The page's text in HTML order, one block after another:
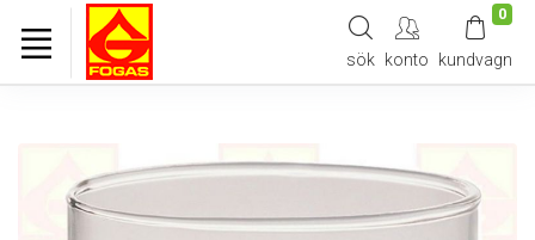
sök konto
0
kundvagn